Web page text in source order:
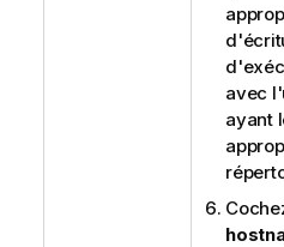
avec
ayant